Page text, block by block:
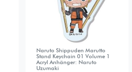
Naruto Shippuden Marutto
Stand Keychain 01 Volume 1
Acryl Anhänger: Naruto
Uzumaki